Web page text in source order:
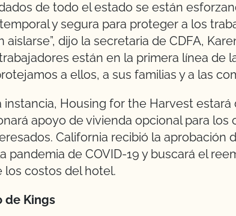
de todo el estado se están
y segura para proteger a los
aislarse”, dijo la secretaria de CDFA,
están en la primera línea de
a ellos, a sus familias y a las
instancia, Housing for the Harvest
apoyo de vivienda opcional para los
California recibió la aprobación
pandemia de COVID-19 y buscará el
los costos del hotel.
de Kings